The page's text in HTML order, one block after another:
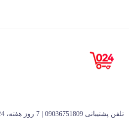
تلفن پشتیبانی 09036751809 | 7 روز هفته، 24 ساعته پاسخگوی شما هستیم